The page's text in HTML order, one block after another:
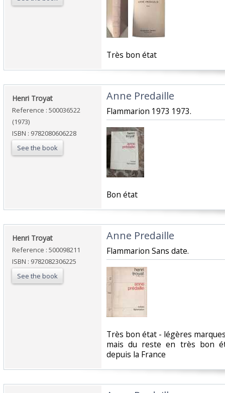
‎Très bon état‎
‎Henri Troyat‎
Reference : 500036522
(1973)
ISBN : 9782080606228
See the book
‎Anne Predaille‎
‎Flammarion 1973 1973.‎
‎Bon état‎
‎Henri Troyat‎
Reference : 500098211
ISBN : 9782082306225
See the book
‎Anne Predaille‎
‎Flammarion Sans date.‎
‎Très bon état - légères
mais du reste en très bon
depuis la France‎